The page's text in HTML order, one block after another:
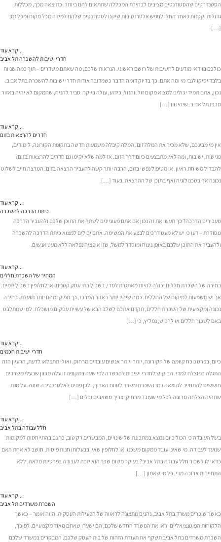
הסטנדרטים שהסטודנטים מציבים לבחירת המכללה שתתאים להם ביותר. כתוצאה מכך, מכללות
גדולות וקטנות כאחד החלו לחפש אלטרנטיבות שיקנו לסטודנטים שלהם למידה מכל מקום ומכל זמן
[…]
קרא עוד...
חדרי ישיבות להשכרה תל אביב
כולכם בוודאי מודעים לחשיבות של רושם ראשוני. הנראות שלכם, מה שאתם משדרים – תוך כמה שניות
בלבד יסיקו לגבי מי ומה אתם. כך בדיוק דומה הדבר כשמדובר אודות חדרי ישיבות להשכרה בתל אביב.
נכון, אתם תמיד יכולים למצוא מקום זול. והזול, כידוע, עולה ביוקר. סביר להניח, שהמקום לא יהיה באזור
מרכז תל אביב. שיהיו בו […]
קרא עוד...
חדרים להרצאות בזום
אין מי מבינכם, שלא מכיר את המלה זום. המלה קיבלה משמעות חדשה בתקופת הקורונה. לימודים,
פגישות, ישיבות, ומה לא? מתבצעים כיום דרך הזום. אז למה שלא יקימו גם חדרים להרצאות בזום?
להבדיל משיחת ראיון, או מטיפול נפשי בזום, הרבה יותר קשה להעביר הרצאה בזום. המרצה חייב לשלוט
נכונה אף בטכנולוגיה ואף בתוכן של ההרצאה. בעוד […]
קרא עוד...
כיתת הדרכה להשכרה
מעבירים הדרכה? כך תעשו את זה נכון אם אתם מעוניינים לשתף את התוכן שלכם ולהעביר הדרכה
מסודרת – דעו כי יש לא מעט דרכים לבצע את המשימה. אתם יכולים למצוא כיתת הדרכה להשכרה
ולהעביר את התוכן שלכם באופן נינוח ומוסדר למשל, שזו אופציה נפלאה ללא מעט אנשים.
קרא עוד...
המחיר של השכרת חללים
בחירה של השכרת חללים יכולה להיות מאתגרת למדי, בשביל בתי עסק קטנים, או לחלופין בשביל יזמים.
אך יש משמעות למיקום של החללים. כמה שיהיו יותר באזור המרכז, כך תפיקו מהם יותר תועלת. בחירה
נכונה ומקצועית של השכרת חללים, תקדם אתכם לשלב הבא של עשיית עסקים מושכלת. למי שמתלבט
באם לשכור חללים או לרכוש, נמליץ, כי […]
קרא עוד...
חדרי ישיבות חכמים
כיום, בפרט נוכח קיומה של הקורונה, יותר ויותר אנשים עובדים מרחוק. ואולי תתפלאו לדעת, הרעיון הזה
התגלה כמוצלח למדי. הביקוש לחדרי ישיבות להכשרה לפי שעה בתקופה זו עלה מכוון שבעלי משרדים
חוששים להתחייב להוצאה כמו השכרת משרד לטווח הארוך, ולכן פונים לאלטרנטיבה שונה. על מנת
שתהיה הצלחה מרובה לכל מי שעובד מרחוק, צריך משאבים וכלים […]
קרא עוד...
חלל עבודה בתל אביב
בשל העובדה כי הכול כיום נמצא במתכונת של שינויים, המבשרים רק טוב, כך גם בהתייחסות למקומות
שנועד לעבודה. מי שאינו עובד ממקום משכנו, או לחלופין שאין בבעלותו חנות פיסית, חושב לא אחת האם
כדאי לו לשכור חלל עבודה בתל אביב? בעיקר משום שכך הוא יזכה לעבודה בפרטיות מלאה, ללא
התחייבות ארוכה מדי. כל מי שאמון […]
קרא עוד...
השכרת משרדים תל אביב
כאשר שוכרים משרד בתל אביב, נהנים מתצוגה לראווה של הפעילות העסקית. הווה אומר – כאשר
הלקוחות הפוטנציאליים יראו את המשרד החדש שלכם, הם ישערו שאתם מאוד מקצועיים. לפיכך,
השכרת משרדים בתל אביב תשקף את תעודת הזהות של בית העסק שלכם. המבקרים במשרד שלכם